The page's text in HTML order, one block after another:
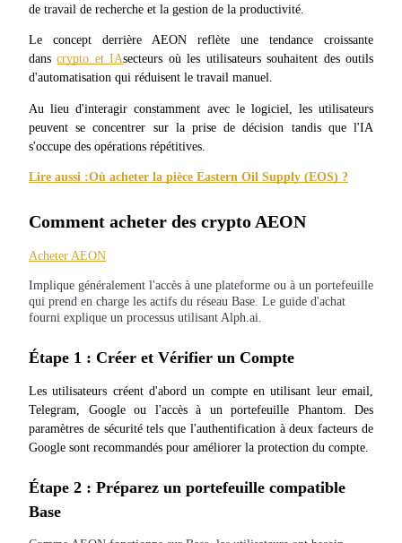
Affiliés Bitrue
Jusqu'à 65 % de commissions !
Parrainage
Invitez un ami pour recevoir des récompenses en espèces
BTC Welcome Rewards
BTC Welcome Rewards
de travail de recherche et la gestion de la productivité.
Le concept derrière AEON reflète une tendance croissante
dans crypto et IAsecteurs où les utilisateurs souhaitent des outils
d'automatisation qui réduisent le travail manuel.
Au lieu d'interagir constamment avec le logiciel, les utilisateurs
peuvent se concentrer sur la prise de décision tandis que l'IA
s'occupe des opérations répétitives.
Lire aussi :Où acheter la pièce Eastern Oil Supply (EOS) ?
Comment acheter des crypto AEON
Acheter AEON
Implique généralement l'accès à une plateforme ou à un portefeuille
qui prend en charge les actifs du réseau Base. Le guide d'achat
fourni explique un processus utilisant Alph.ai.
Étape 1 : Créer et Vérifier un Compte
Les utilisateurs créent d'abord un compte en utilisant leur email,
Telegram, Google ou l'accès à un portefeuille Phantom. Des
paramètres de sécurité tels que l'authentification à deux facteurs de
Google sont recommandés pour améliorer la protection du compte.
Étape 2 : Préparez un portefeuille compatible
Base